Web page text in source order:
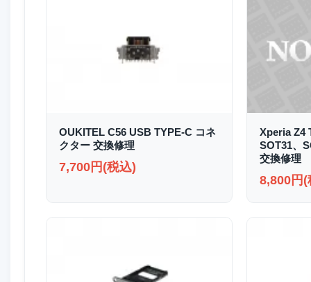
OUKITEL C56 USB TYPE-C コネ
クター 交換修理
7,700円(税込)
Xperia Z4
SOT31、
交換修理
8,800円(